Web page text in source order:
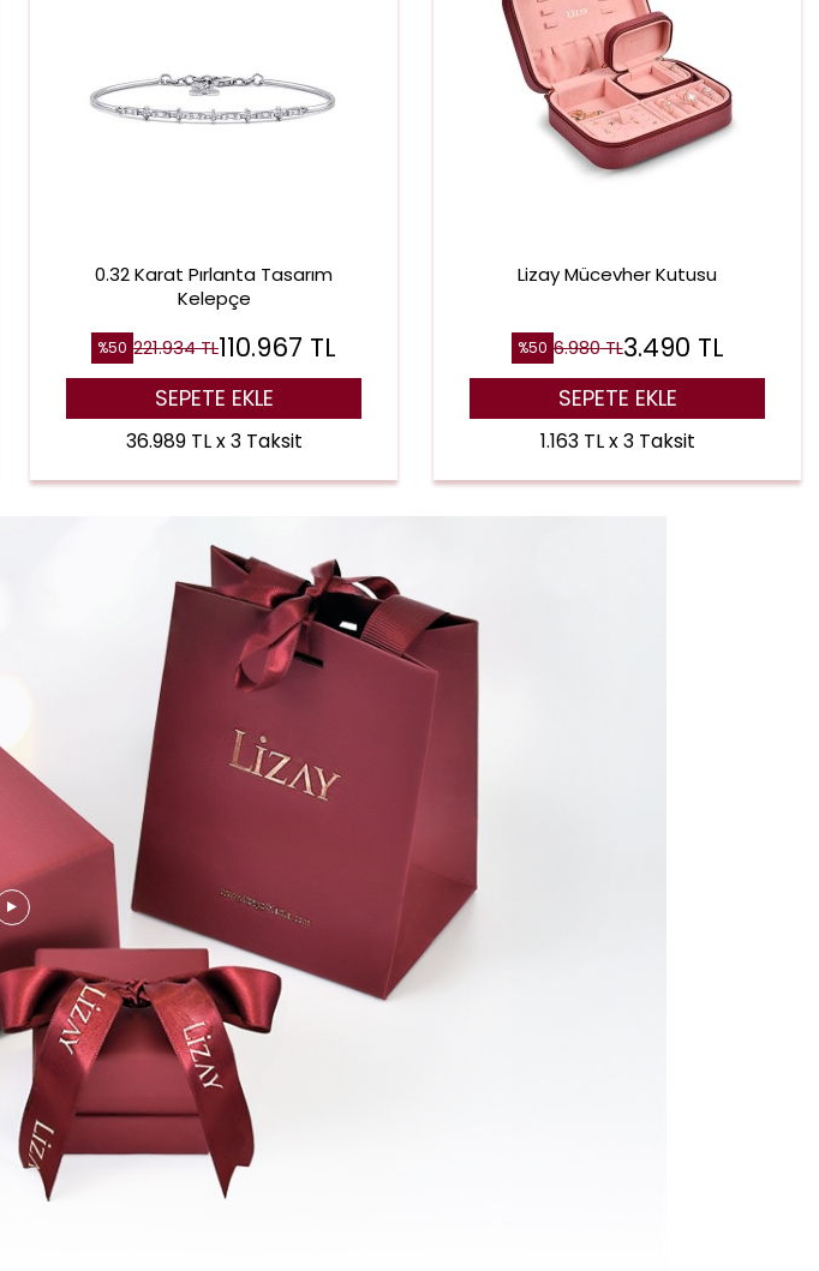
0.32 Karat Pırlanta Tasarım
Kelepçe
%50 221.934TL110.967 TL
SEPETE EKLE
36.989 TL x 3 Taksit
Lizay Mücevher Kutusu
%50 6.980TL3.490 TL
SEPETE EKLE
1.163 TL x 3 Taksit